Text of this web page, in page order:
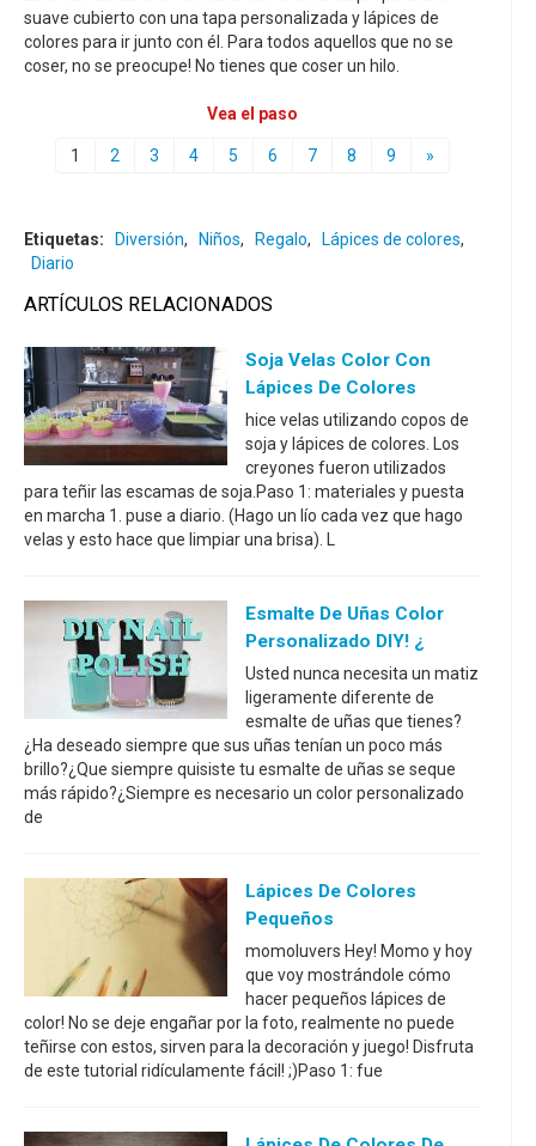
suave cubierto con una tapa personalizada y lápices de
colores para ir junto con él. Para todos aquellos que no se
coser, no se preocupe! No tienes que coser un hilo.
Vea el paso
1 2 3 4 5 6 7 8 9 »
Etiquetas: Diversión, Niños, Regalo, Lápices de colores,
Diario
ARTÍCULOS RELACIONADOS
Soja Velas Color Con
Lápices De Colores
hice velas utilizando copos de
soja y lápices de colores. Los
creyones fueron utilizados
para teñir las escamas de soja.Paso 1: materiales y puesta
en marcha 1. puse a diario. (Hago un lío cada vez que hago
velas y esto hace que limpiar una brisa). L
Esmalte De Uñas Color
Personalizado DIY! ¿
Usted nunca necesita un matiz
ligeramente diferente de
esmalte de uñas que tienes?
¿Ha deseado siempre que sus uñas tenían un poco más
brillo?¿Que siempre quisiste tu esmalte de uñas se seque
más rápido?¿Siempre es necesario un color personalizado
de
Lápices De Colores
Pequeños
momoluvers Hey! Momo y hoy
que voy mostrándole cómo
hacer pequeños lápices de
color! No se deje engañar por la foto, realmente no puede
teñirse con estos, sirven para la decoración y juego! Disfruta
de este tutorial ridículamente fácil! ;)Paso 1: fue